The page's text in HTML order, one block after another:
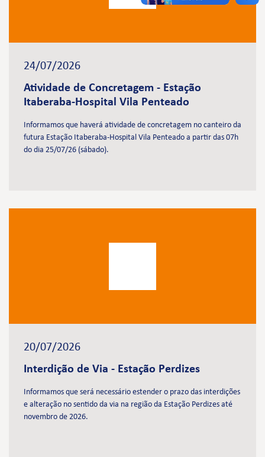
24/07/2026
Atividade de Concretagem - Estação
Itaberaba-Hospital Vila Penteado
Informamos que haverá atividade de concretagem no canteiro da
futura Estação Itaberaba-Hospital Vila Penteado a partir das 07h
do dia 25/07/26 (sábado).
20/07/2026
Interdição de Via - Estação Perdizes
Informamos que será necessário estender o prazo das interdições
e alteração no sentido da via na região da Estação Perdizes até
novembro de 2026.